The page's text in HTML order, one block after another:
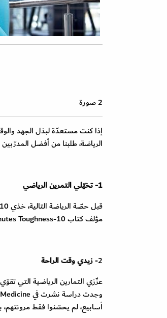
2 صورة
إذا كنت مستعدّة لبذل الجهد
الرياضة، طلبنا من أفضل
1- تخيّلي التمرين الرياضي
مؤلف كتاب 10-Minutes Toughness. فهذا سيكون بمثابة إحماء للعضلات وتهيئة نفسك للجهد الذي ستبذلينه، وقد يحسّن شكلك.
2- زيدي وقت الراحة
عزّزي التمارين الرياضية التي
أسابيع، لم يحسّنوا فقط